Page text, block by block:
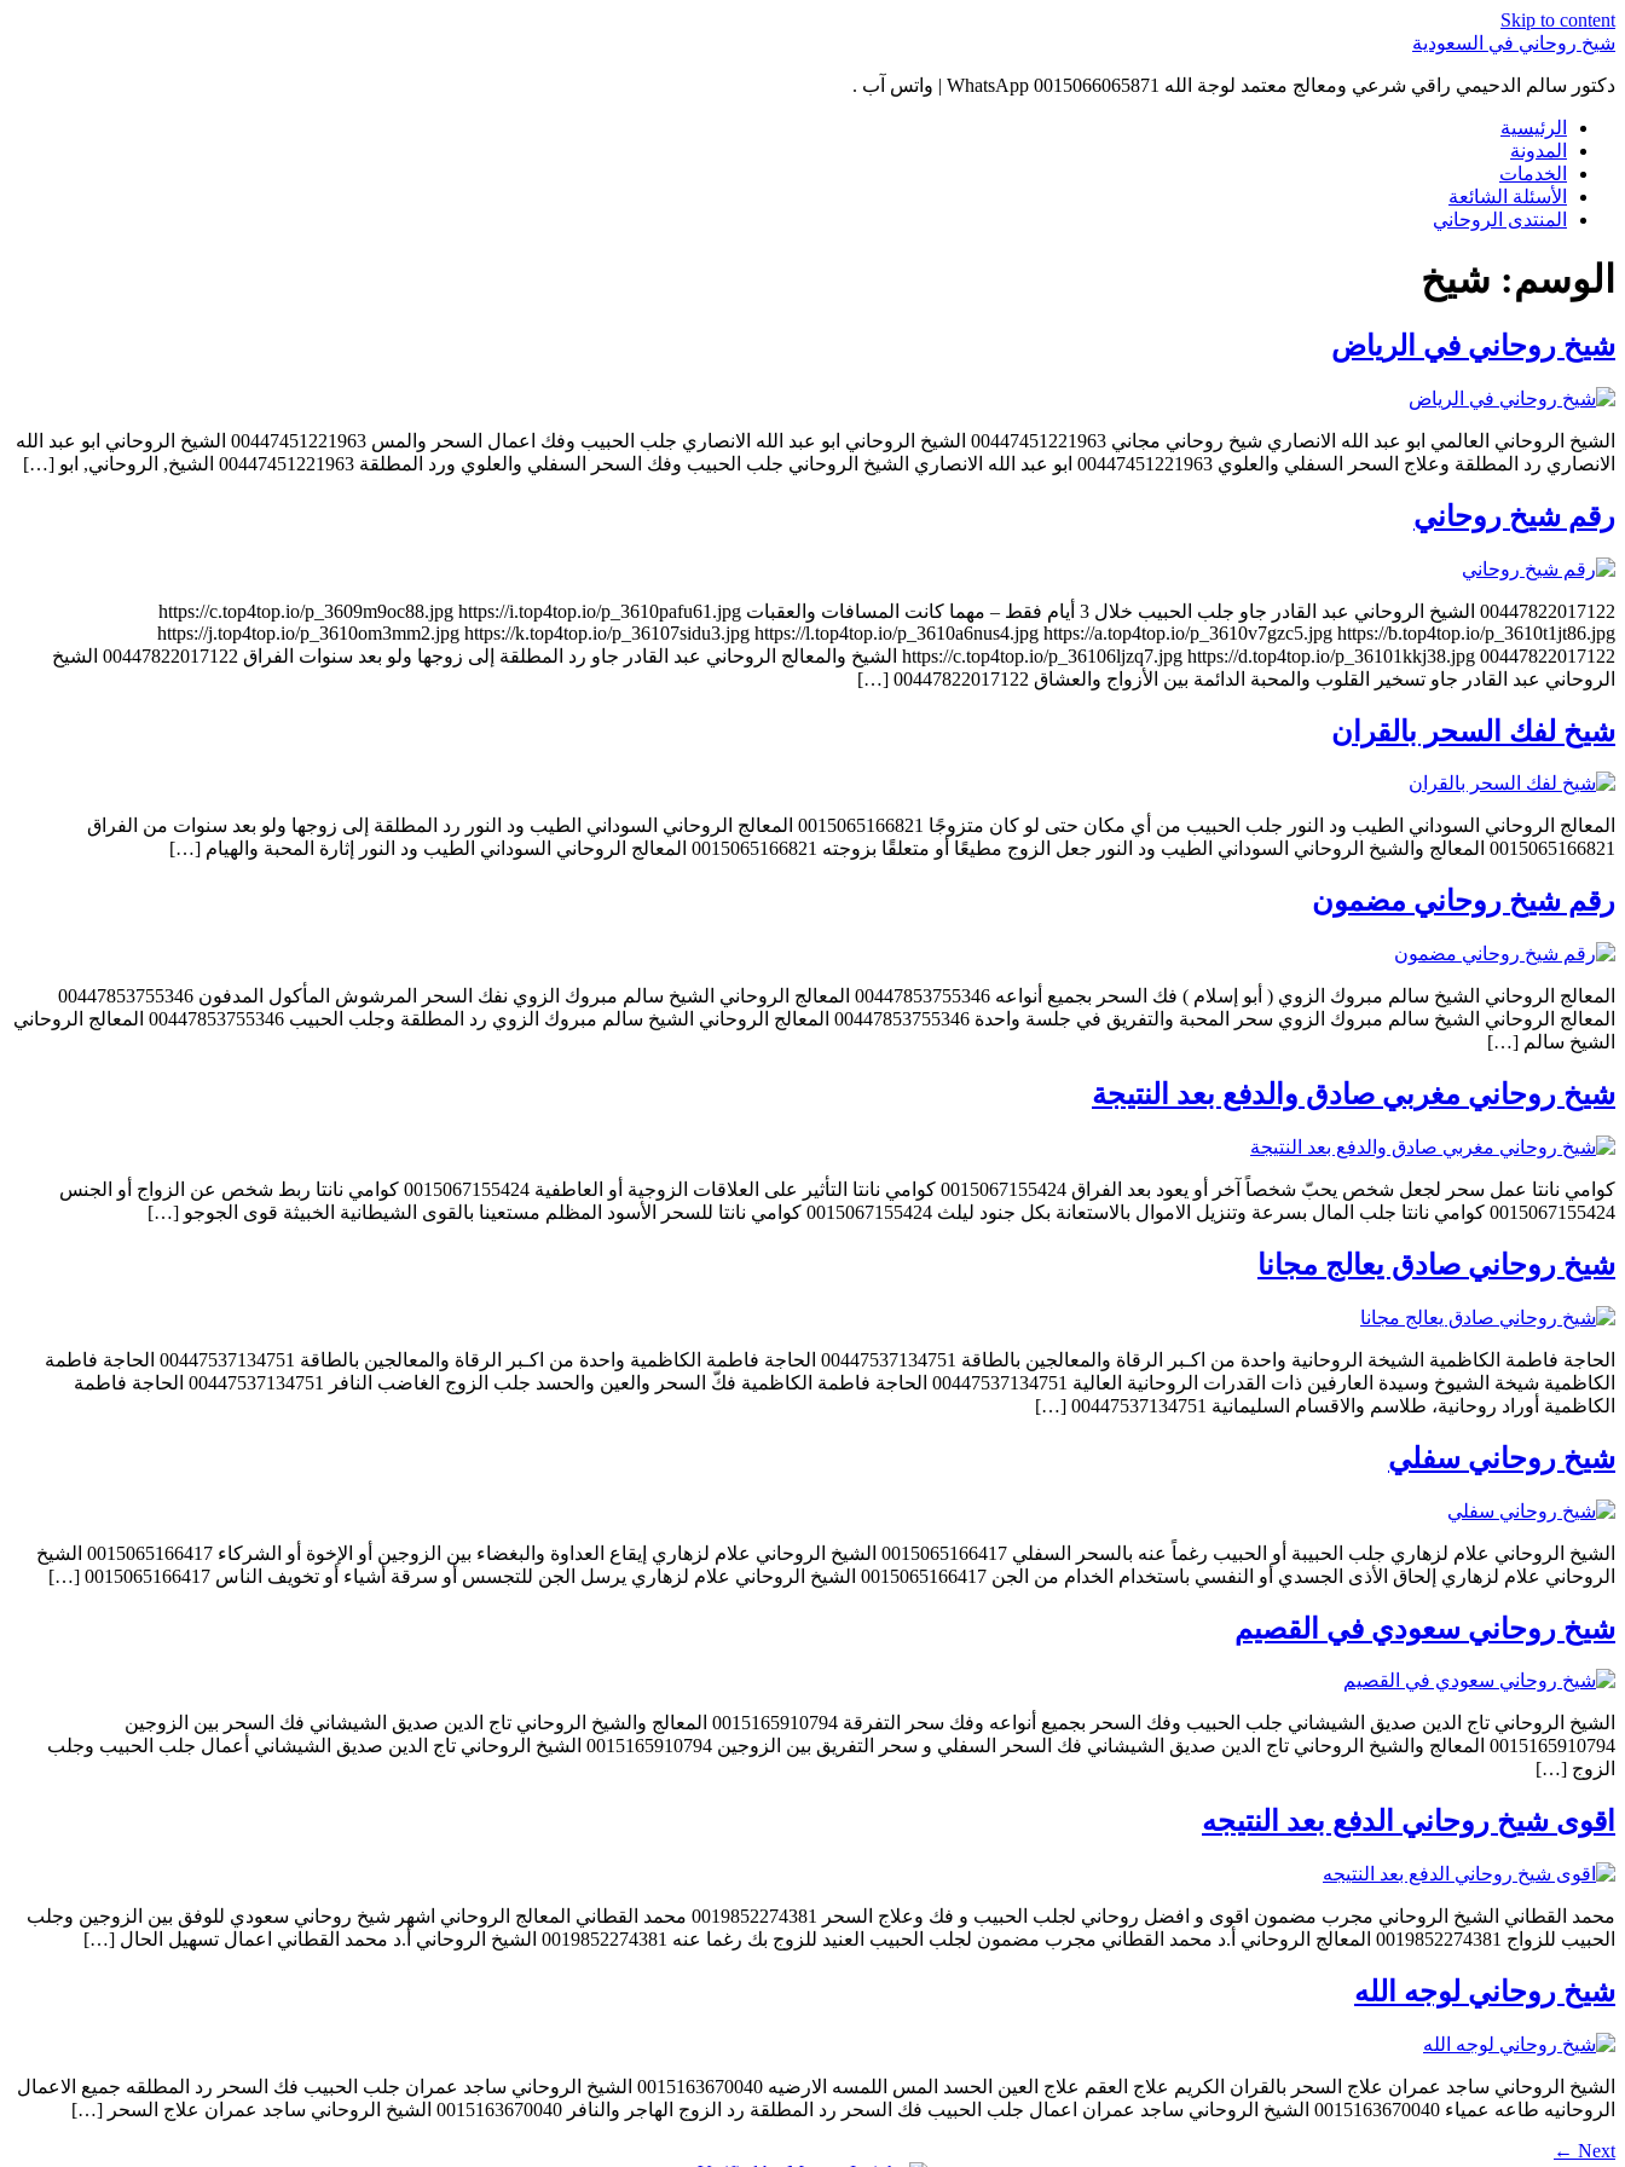
Skip to content
شيخ روحاني في السعودية
دكتور سالم الدحيمي راقي شرعي ومعالج معتمد لوجة الله 0015066065871 WhatsApp | واتس آب .
الرئيسية
المدونة
الخدمات
الأسئلة الشائعة
المنتدى الروحاني
الوسم: شيخ
شيخ روحاني في الرياض
الشيخ الروحاني العالمي ابو عبد الله الانصاري شيخ روحاني مجاني 00447451221963 الشيخ الروحاني ابو عبد الله الانصاري جلب الحبيب وفك اعمال السحر والمس 00447451221963 الشيخ الروحاني ابو عبد الله
الانصاري رد المطلقة وعلاج السحر السفلي والعلوي 00447451221963 ابو عبد الله الانصاري الشيخ الروحاني جلب الحبيب وفك السحر السفلي والعلوي ورد المطلقة 00447451221963 الشيخ, الروحاني, ابو […]
رقم شيخ روحاني
00447822017122 الشيخ الروحاني عبد القادر جاو جلب الحبيب خلال 3 أيام فقط – مهما كانت المسافات والعقبات https://c.top4top.io/p_3609m9oc88.jpg https://i.top4top.io/p_3610pafu61.jpg
https://j.top4top.io/p_3610om3mm2.jpg https://k.top4top.io/p_36107sidu3.jpg https://l.top4top.io/p_3610a6nus4.jpg https://a.top4top.io/p_3610v7gzc5.jpg https://b.top4top.io/p_3610t1jt86.jpg
https://c.top4top.io/p_36106ljzq7.jpg https://d.top4top.io/p_36101kkj38.jpg 00447822017122 الشيخ والمعالج الروحاني عبد القادر جاو رد المطلقة إلى زوجها ولو بعد سنوات الفراق 00447822017122 الشيخ
الروحاني عبد القادر جاو تسخير القلوب والمحبة الدائمة بين الأزواج والعشاق 00447822017122 […]
شيخ لفك السحر بالقران
المعالج الروحاني السوداني الطيب ود النور جلب الحبيب من أي مكان حتى لو كان متزوجًا 0015065166821 المعالج الروحاني السوداني الطيب ود النور رد المطلقة إلى زوجها ولو بعد سنوات من الفراق
0015065166821 المعالج والشيخ الروحاني السوداني الطيب ود النور جعل الزوج مطيعًا أو متعلقًا بزوجته 0015065166821 المعالج الروحاني السوداني الطيب ود النور إثارة المحبة والهيام […]
رقم شيخ روحاني مضمون
المعالج الروحاني الشيخ سالم مبروك الزوي ( أبو إسلام ) فك السحر بجميع أنواعه 00447853755346 المعالج الروحاني الشيخ سالم مبروك الزوي نفك السحر المرشوش المأكول المدفون 00447853755346
المعالج الروحاني الشيخ سالم مبروك الزوي سحر المحبة والتفريق في جلسة واحدة 00447853755346 المعالج الروحاني الشيخ سالم مبروك الزوي رد المطلقة وجلب الحبيب 00447853755346 المعالج الروحاني
الشيخ سالم […]
شيخ روحاني مغربي صادق والدفع بعد النتيجة
كوامي نانتا عمل سحر لجعل شخص يحبّ شخصاً آخر أو يعود بعد الفراق 0015067155424 كوامي نانتا التأثير على العلاقات الزوجية أو العاطفية 0015067155424 كوامي نانتا ربط شخص عن الزواج أو الجنس
0015067155424 كوامي نانتا جلب المال بسرعة وتنزيل الاموال بالاستعانة بكل جنود ليلث 0015067155424 كوامي نانتا للسحر الأسود المظلم مستعينا بالقوى الشيطانية الخبيثة قوى الجوجو […]
شيخ روحاني صادق يعالج مجانا
الحاجة فاطمة الكاظمية الشيخة الروحانية واحدة من اكـبر الرقاة والمعالجين بالطاقة 00447537134751 الحاجة فاطمة الكاظمية واحدة من اكـبر الرقاة والمعالجين بالطاقة 00447537134751 الحاجة فاطمة
الكاظمية شيخة الشيوخ وسيدة العارفين ذات القدرات الروحانية العالية 00447537134751 الحاجة فاطمة الكاظمية فكّ السحر والعين والحسد جلب الزوج الغاضب النافر 00447537134751 الحاجة فاطمة
الكاظمية أوراد روحانية، طلاسم والاقسام السليمانية 00447537134751 […]
شيخ روحاني سفلي
الشيخ الروحاني علام لزهاري جلب الحبيبة أو الحبيب رغماً عنه بالسحر السفلي 0015065166417 الشيخ الروحاني علام لزهاري إيقاع العداوة والبغضاء بين الزوجين أو الإخوة أو الشركاء 0015065166417 الشيخ
الروحاني علام لزهاري إلحاق الأذى الجسدي أو النفسي باستخدام الخدام من الجن 0015065166417 الشيخ الروحاني علام لزهاري يرسل الجن للتجسس أو سرقة أشياء أو تخويف الناس 0015065166417 […]
شيخ روحاني سعودي في القصيم
الشيخ الروحاني تاج الدين صديق الشيشاني جلب الحبيب وفك السحر بجميع أنواعه وفك سحر التفرقة 0015165910794 المعالج والشيخ الروحاني تاج الدين صديق الشيشاني فك السحر بين الزوجين
0015165910794 المعالج والشيخ الروحاني تاج الدين صديق الشيشاني فك السحر السفلي و سحر التفريق بين الزوجين 0015165910794 الشيخ الروحاني تاج الدين صديق الشيشاني أعمال جلب الحبيب وجلب
الزوج […]
اقوى شيخ روحاني الدفع بعد النتيجه
محمد القطاني الشيخ الروحاني مجرب مضمون اقوى و افضل روحاني لجلب الحبيب و فك وعلاج السحر 0019852274381 محمد القطاني المعالج الروحاني اشهر شيخ روحاني سعودي للوفق بين الزوجين وجلب
الحبيب للزواج 0019852274381 المعالج الروحاني أ.د محمد القطاني مجرب مضمون لجلب الحبيب العنيد للزوج بك رغما عنه 0019852274381 الشيخ الروحاني أ.د محمد القطاني اعمال تسهيل الحال […]
شيخ روحاني لوجه الله
الشيخ الروحاني ساجد عمران علاج السحر بالقران الكريم علاج العقم علاج العين الحسد المس اللمسه الارضيه 0015163670040 الشيخ الروحاني ساجد عمران جلب الحبيب فك السحر رد المطلقه جميع الاعمال
الروحانيه طاعه عمياء 0015163670040 الشيخ الروحاني ساجد عمران اعمال جلب الحبيب فك السحر رد المطلقة رد الزوج الهاجر والنافر 0015163670040 الشيخ الروحاني ساجد عمران علاج السحر […]
Next
←